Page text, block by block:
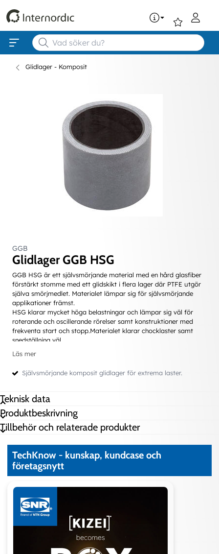
Glidlager - Komposit
GGB
Glidlager GGB HSG
GGB HSG är ett självsmörjande material med en hård glasfiber
förstärkt stomme med ett glidskikt i flera lager där PTFE utgör
själva smörjmedlet. Materialet lämpar sig för självsmörjande
applikationer främst.
HSG klarar mycket höga belastningar och lämpar sig väl för
roterande och oscillerande rörelser samt konstruktioner med
frekventa start och stopp.Materialet klarar chocklaster samt
snedställning väl.
kemikalier.Finns som standard i raka cylindriska bussningar.
Max belastning
Max belastning Dynamisk
Max PV-värde Självsmörjande
1,05 N/mm²
Friktionskoefficient, f
Max glidhastighet Självsmörjande 0,13 m/s
Arbetstemperatur
Läs mer
Självsmörjande komposit glidlager för extrema laster.
Teknisk data
Produktbeskrivning
Tillbehör och relaterade produkter
TechKnow - kunskap, kundcase och
företagsnytt